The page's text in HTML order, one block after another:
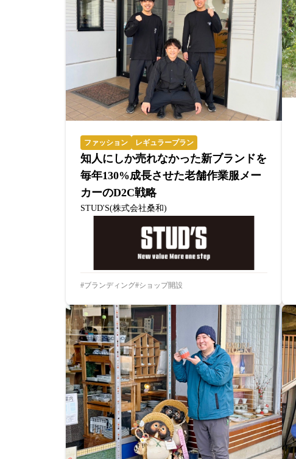
ファッション レギュラープラン
知人にしか売れなかった新ブランドを
毎年130%成長させた老舗作業服メー
カーのD2C戦略
STUD'S(株式会社桑和)
ブランディング ショップ開設